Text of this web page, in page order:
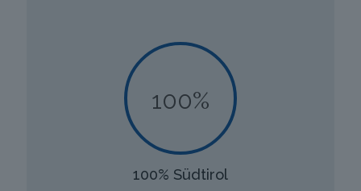
100%
100% Südtirol